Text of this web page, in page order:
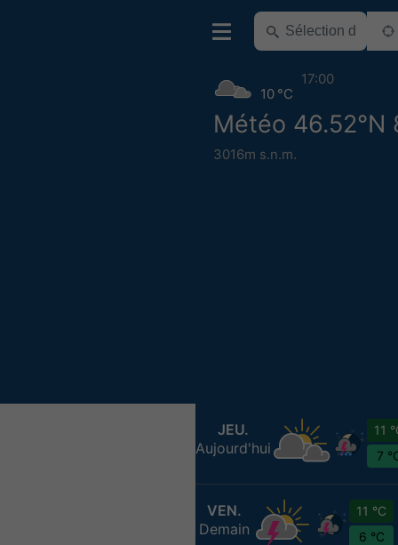
Météo 46.52°N
3016m s.n.m.
10 °C
17:00
JEU.
Aujourd'hui
11
7
VEN.
Demain
11 °C
6 °C